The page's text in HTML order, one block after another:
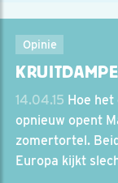
Opinie
14.04.15 Hoe
opnieuw opent
zomertortel.
Europa kijkt